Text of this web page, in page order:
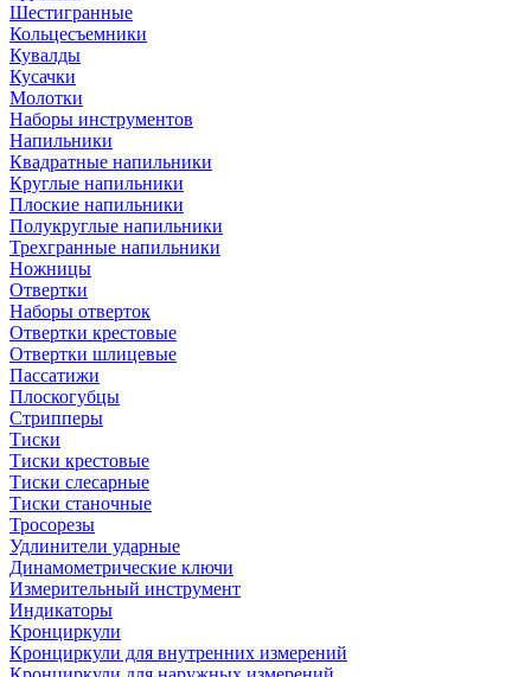
Шестигранные
Кольцесъемники
Кувалды
Кусачки
Молотки
Наборы инструментов
Напильники
Квадратные напильники
Круглые напильники
Плоские напильники
Полукруглые напильники
Трехгранные напильники
Ножницы
Отвертки
Наборы отверток
Отвертки крестовые
Отвертки шлицевые
Пассатижи
Плоскогубцы
Стрипперы
Тиски
Тиски крестовые
Тиски слесарные
Тиски станочные
Тросорезы
Удлинители ударные
Динамометрические ключи
Измерительный инструмент
Индикаторы
Кронциркули
Кронциркули для внутренних измерений